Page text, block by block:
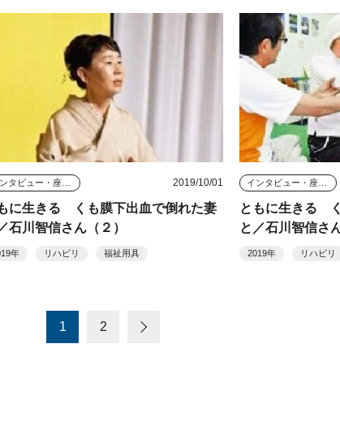
インタビュー・座談会 2019/10/01
に生きる くも膜下出血で倒れた妻
石川智信さん（２）
年 リハビリ 福祉用具
ともに生きる
と／石川智信さ
2019年 リハビリ
1 2